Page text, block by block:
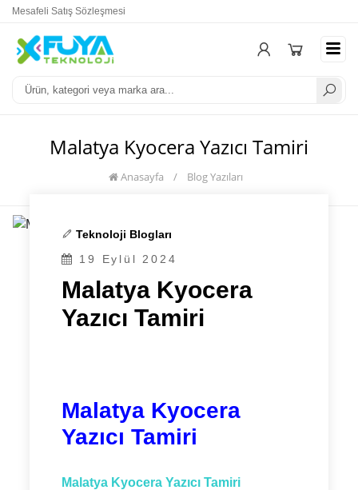
Mesafeli Satış Sözleşmesi
Malatya Kyocera Yazıcı Tamiri
Anasayfa / Blog Yazıları
Teknoloji Blogları
19 Eylül 2024
Malatya Kyocera
Yazıcı Tamiri
Malatya Kyocera
Yazıcı Tamiri
Malatya Kyocera Yazıcı Tamiri